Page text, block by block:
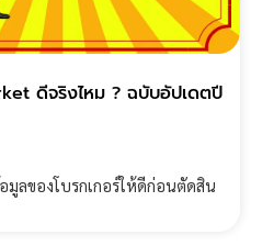
ดีจริงไหม ? ฉบับอัปเดตปี
ลของโบรกเกอร์ให้ดีก่อนตัดสิน